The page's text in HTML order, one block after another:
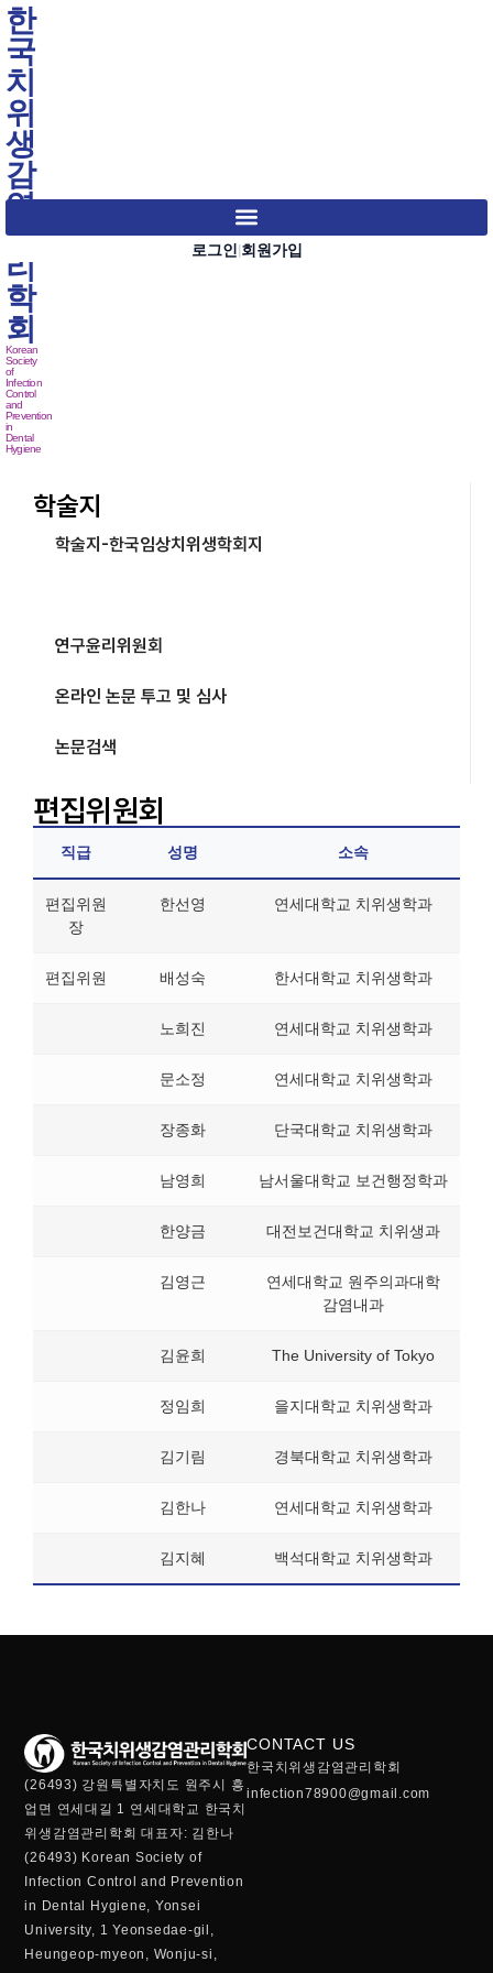
한
국
치
위
생
감
염
관
리
학
회
Korean
Society
of
Infection
Control
and
Prevention
in
Dental
Hygiene
로그인 회원가입
학술지
학술지-한국임상치위생학회지
연구윤리위원회
온라인 논문 투고 및 심사
논문검색
편집위원회
직급 성명 소속
편집위원
장
한선영 연세대학교 치위생학과
편집위원 배성숙 한서대학교 치위생학과
노희진 연세대학교 치위생학과
문소정 연세대학교 치위생학과
장종화 단국대학교 치위생학과
남영희 남서울대학교 보건행정학과
한양금 대전보건대학교 치위생과
김영근
연세대학교 원주의과대학
감염내과
김윤희 The University of Tokyo
정임희 을지대학교 치위생학과
김기림 경북대학교 치위생학과
김한나 연세대학교 치위생학과
김지혜 백석대학교 치위생학과
(26493) 강원특별자치도 원주시 흥
업면 연세대길 1 연세대학교 한국치
위생감염관리학회 대표자: 김한나
(26493) Korean Society of
Infection Control and Prevention
in Dental Hygiene, Yonsei
University, 1 Yeonsedae-gil,
Heungeop-myeon, Wonju-si,
CONTACT US
한국치위생감염관리학회
infection78900@gmail.com